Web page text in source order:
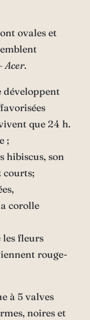
ovales et
Acer.
développent
que 24 h.
;
hibiscus, son
courts;
,
corolle
les fleurs
rouge-
à 5 valves
noires et